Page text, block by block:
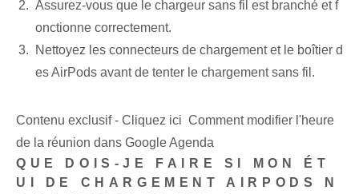
Assurez-vous que le chargeur sans fil est branché et f
onctionne correctement.
Nettoyez les connecteurs de chargement et le boîtier d
es AirPods avant de tenter le chargement sans fil.
Contenu exclusif - Cliquez ici Comment modifier l'heure
de la réunion dans Google Agenda
QUE DOIS-JE FAIRE SI MON ÉT
UI DE CHARGEMENT AIRPODS N